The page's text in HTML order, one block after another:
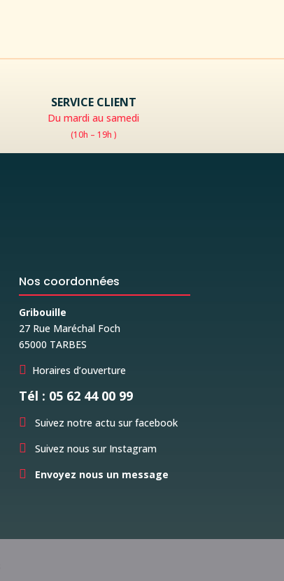
SERVICE CLIENT
Du mardi au samedi
(10h – 19h )
Nos coordonnées
Gribouille
27 Rue Maréchal Foch
65000 TARBES
 Horaires d’ouverture
Tél : 05 62 44 00 99
 Suivez notre actu sur facebook
 Suivez nous sur Instagram
 Envoyez nous un message